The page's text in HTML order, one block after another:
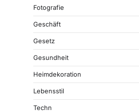
Fotografie
Geschäft
Gesetz
Gesundheit
Heimdekoration
Lebensstil
Techn